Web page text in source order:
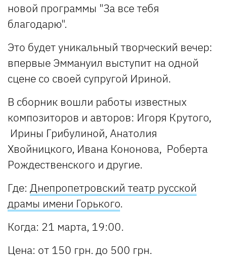
новой программы "За все тебя
благодарю".
Это будет уникальный творческий вечер:
впервые Эммануил выступит на одной
сцене со своей супругой Ириной.
В сборник вошли работы известных
композиторов и авторов: Игоря Крутого,
Ирины Грибулиной, Анатолия
Хвойницкого, Ивана Кононова, Роберта
Рождественского и другие.
Где: Днепропетровский театр русской
драмы имени Горького.
Когда: 21 марта, 19:00.
Цена: от 150 грн. до 500 грн.